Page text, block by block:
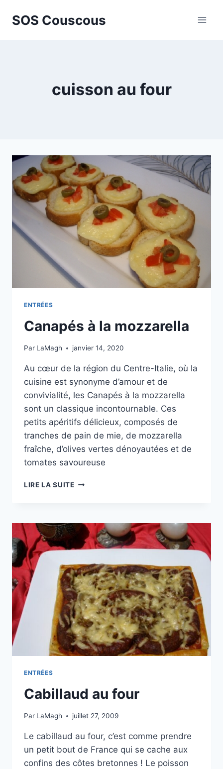
SOS Couscous
cuisson au four
ENTRÉES
Canapés à la mozzarella
Par LaMagh janvier 14, 2020
Au cœur de la région du Centre-Italie, où la
cuisine est synonyme d’amour et de
convivialité, les Canapés à la mozzarella
sont un classique incontournable. Ces
petits apéritifs délicieux, composés de
tranches de pain de mie, de mozzarella
fraîche, d’olives vertes dénoyautées et de
tomates savoureuse
LIRE LA SUITECANAPÉS
ENTRÉES
Cabillaud au four
Par LaMagh juillet 27, 2009
Le cabillaud au four, c’est comme prendre
un petit bout de France qui se cache aux
confins des côtes bretonnes ! Le poisson